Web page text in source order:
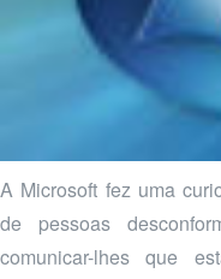
A Microsoft fez uma
de pessoas
comunicar-lhes que